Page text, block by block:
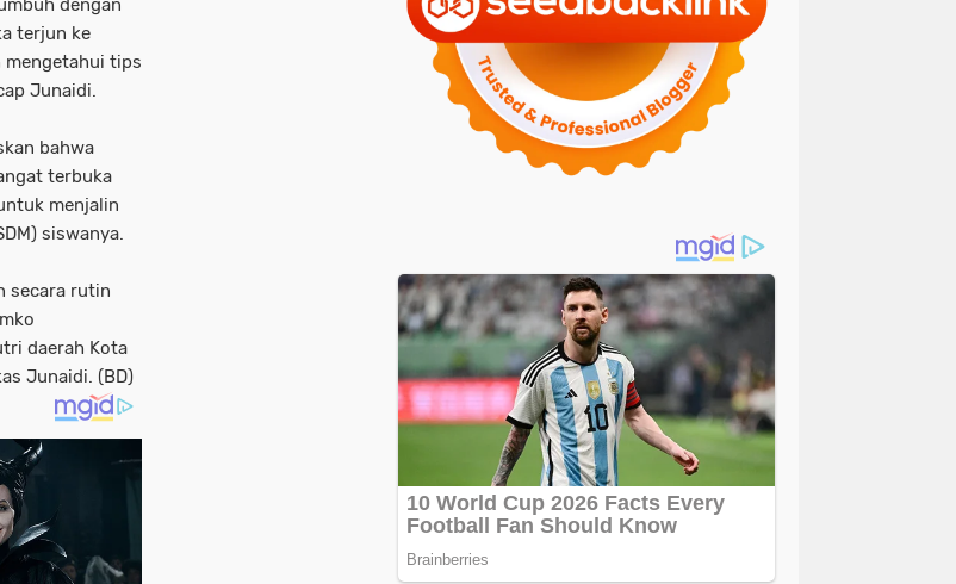
dengan
terjun ke
mengetahui tips
Junaidi.
bahwa
terbuka
menjalin
siswanya.
secara rutin
daerah Kota
Junaidi. (BD)